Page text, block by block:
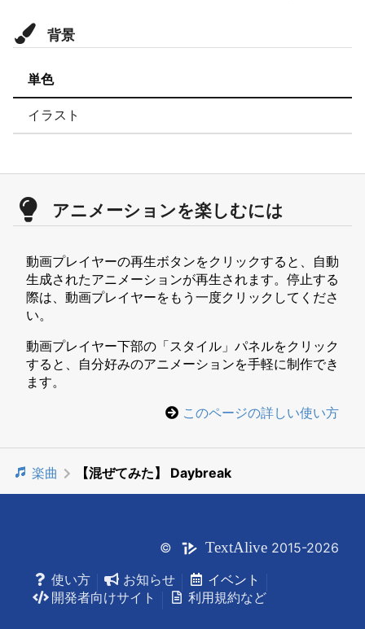
背景
単色
イラスト
アニメーションを楽しむには
動画プレイヤーの再生ボタンをクリックすると、自動
生成されたアニメーションが再生されます。停止する
際は、動画プレイヤーをもう一度クリックしてくださ
い。
動画プレイヤー下部の「スタイル」パネルをクリック
すると、自分好みのアニメーションを手軽に制作でき
ます。
このページの詳しい使い方
楽曲 【混ぜてみた】 Daybreak
© TextAlive 2015-2026
使い方
お知らせ
イベント
開発者向けサイト
利用規約など